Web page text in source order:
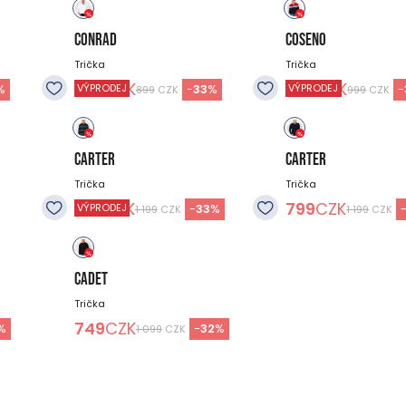
CONRAD
Trička
599CZK899CZK -33%
COSENO
Trička
699CZK999 CZK -
VÝPRODEJ
CARTER
Trička
799CZK1 199CZK -33%
VÝPRODEJ
CARTER
Trička
799CZK1 199 CZK
VÝPRODEJ
CADET
Trička
749CZK1 099CZK -32%